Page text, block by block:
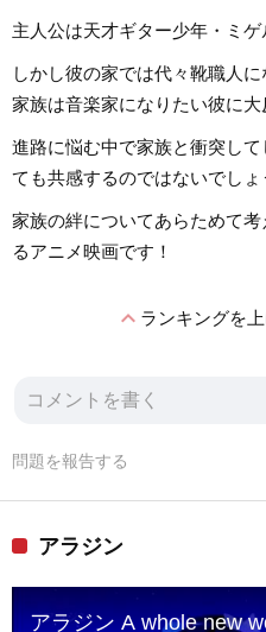
主人公は天才ギター少年・ミゲ
しかし彼の家では代々靴職人
家族は音楽家になりたい彼に大
進路に悩む中で家族と衝突し
ても共感するのではないでしょ
家族の絆についてあらためて
るアニメ映画です！
expand_lessランキングを
問題を報告する
アラジン
アラジン A whole new